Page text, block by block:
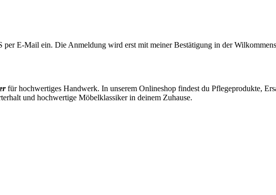
E-Mail ein. Die Anmeldung wird erst mit meiner Bestätigung in der
für hochwertiges Handwerk. In unserem Onlineshop findest du Pflegeprodukte,
und hochwertige Möbelklassiker in deinem Zuhause.